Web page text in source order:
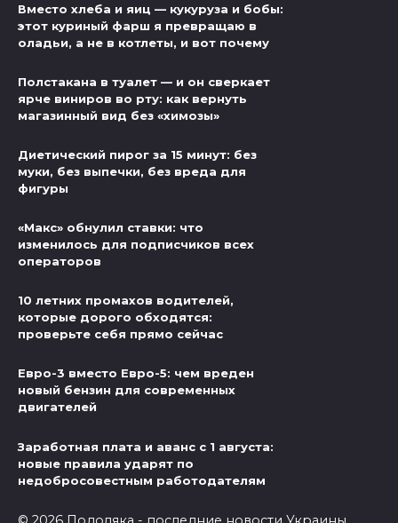
Вместо хлеба и яиц — кукуруза и бобы:
этот куриный фарш я превращаю в
оладьи, а не в котлеты, и вот почему
Полстакана в туалет — и он сверкает
ярче виниров во рту: как вернуть
магазинный вид без «химозы»
Диетический пирог за 15 минут: без
муки, без выпечки, без вреда для
фигуры
«Макс» обнулил ставки: что
изменилось для подписчиков всех
операторов
10 летних промахов водителей,
которые дорого обходятся:
проверьте себя прямо сейчас
Евро-3 вместо Евро-5: чем вреден
новый бензин для современных
двигателей
Заработная плата и аванс с 1 августа:
новые правила ударят по
недобросовестным работодателям